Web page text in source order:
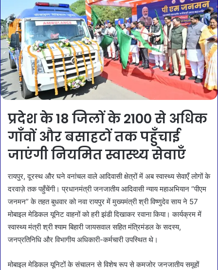
प्रदेश के 18 जिलों के 2100 से अधिक
गाँवों और बसाहटों तक पहुँचाई
जाएंगी नियमित स्वास्थ्य सेवाएँ
रायपुर, दूरस्थ और घने वनांचल वाले आदिवासी क्षेत्रों में अब स्वास्थ्य सेवाएँ लोगों के
दरवाज़े तक पहुँचेंगी। प्रधानमंत्री जनजातीय आदिवासी न्याय महाअभियान “पीएम
जनमन” के तहत बुधवार को नवा रायपुर में मुख्यमंत्री श्री विष्णुदेव साय ने 57
मोबाइल मेडिकल यूनिट वाहनों को हरी झंडी दिखाकर रवाना किया। कार्यक्रम में
स्वास्थ्य मंत्री श्री श्याम बिहारी जायसवाल सहित मंत्रिमंडल के सदस्य,
जनप्रतिनिधि और विभागीय अधिकारी-कर्मचारी उपस्थित थे।
मोबाइल मेडिकल यूनिटों के संचालन से विशेष रूप से कमजोर जनजातीय समूहों